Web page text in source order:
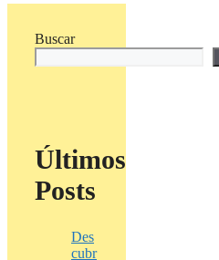
Buscar
Últimos
Posts
Des
cubr